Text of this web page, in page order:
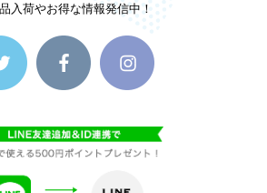
入荷やお得な情報発信中！